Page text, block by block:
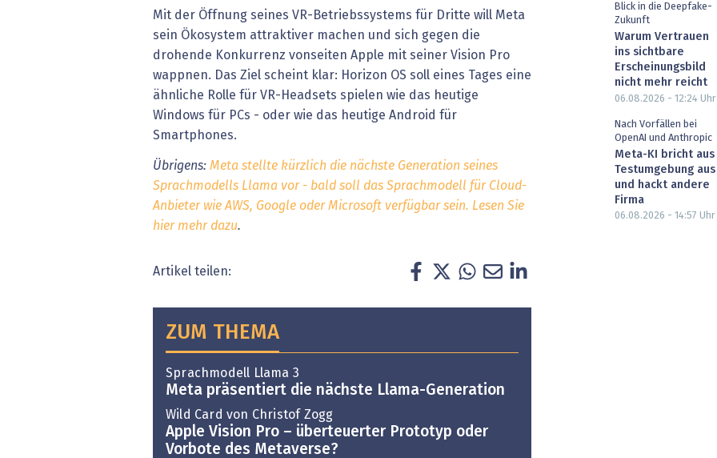
Mit der Öffnung seines VR-Betriebssystems für Dritte will Meta
sein Ökosystem attraktiver machen und sich gegen die
drohende Konkurrenz vonseiten Apple mit seiner Vision Pro
wappnen. Das Ziel scheint klar: Horizon OS soll eines Tages eine
ähnliche Rolle für VR-Headsets spielen wie das heutige
Windows für PCs - oder wie das heutige Android für
Smartphones.
Übrigens: Meta stellte kürzlich die nächste Generation seines
Sprachmodells Llama vor - bald soll das Sprachmodell für Cloud-
Anbieter wie AWS, Google oder Microsoft verfügbar sein. Lesen Sie
hier mehr dazu.
Artikel teilen:
ZUM THEMA
Sprachmodell Llama 3
Meta präsentiert die nächste Llama-Generation
Wild Card von Christof Zogg
Apple Vision Pro – überteuerter Prototyp oder
Vorbote des Metaverse?
Blick in die Deepfake-
Zukunft
Warum Vertrauen
ins sichtbare
Erscheinungsbild
nicht mehr reicht
06.08.2026 - 12:24 Uhr
Nach Vorfällen bei
OpenAI und Anthropic
Meta-KI bricht aus
Testumgebung aus
und hackt andere
Firma
06.08.2026 - 14:57 Uhr